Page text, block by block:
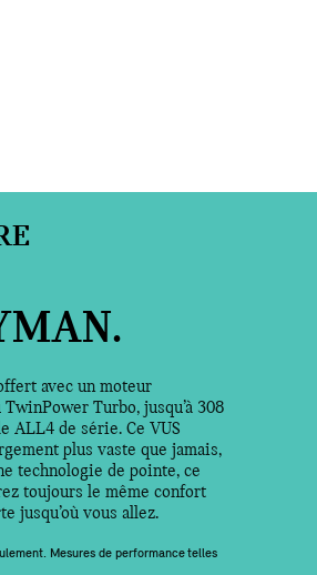
avec un moteur
Turbo, jusqu’à 308
ALL4 de série. Ce VUS
plus vaste que jamais,
technologie de pointe, ce
toujours le même confort
jusqu’où vous allez.
Mesures de performance telles